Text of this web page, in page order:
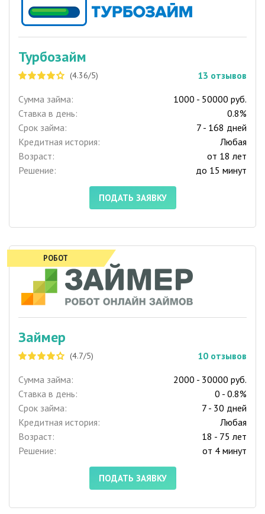
Турбозайм
(4.36/5) 13 отзывов
Сумма займа:
1000 - 50000 руб.
Ставка в день:
0.8%
Срок займа:
7 - 168 дней
Кредитная история:
Любая
Возраст:
от 18 лет
Решение:
до 15 минут
ПОДАТЬ ЗАЯВКУ
РОБОТ
Займер
(4.7/5) 10 отзывов
Сумма займа:
2000 - 30000 руб.
Ставка в день:
0 - 0.8%
Срок займа:
7 - 30 дней
Кредитная история:
Любая
Возраст:
18 - 75 лет
Решение:
от 4 минут
ПОДАТЬ ЗАЯВКУ